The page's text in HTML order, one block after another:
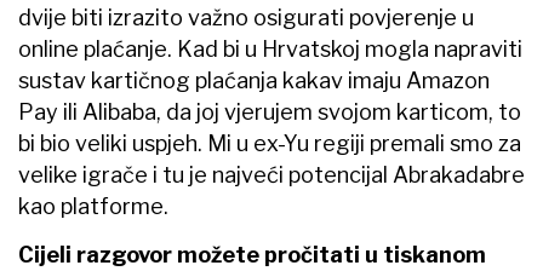
dvije biti izrazito važno osigurati povjerenje u
online plaćanje. Kad bi u Hrvatskoj mogla napraviti
sustav kartičnog plaćanja kakav imaju Amazon
Pay ili Alibaba, da joj vjerujem svojom karticom, to
bi bio veliki uspjeh. Mi u ex-Yu regiji premali smo za
velike igrače i tu je najveći potencijal Abrakadabre
kao platforme.
Cijeli razgovor možete pročitati u tiskanom